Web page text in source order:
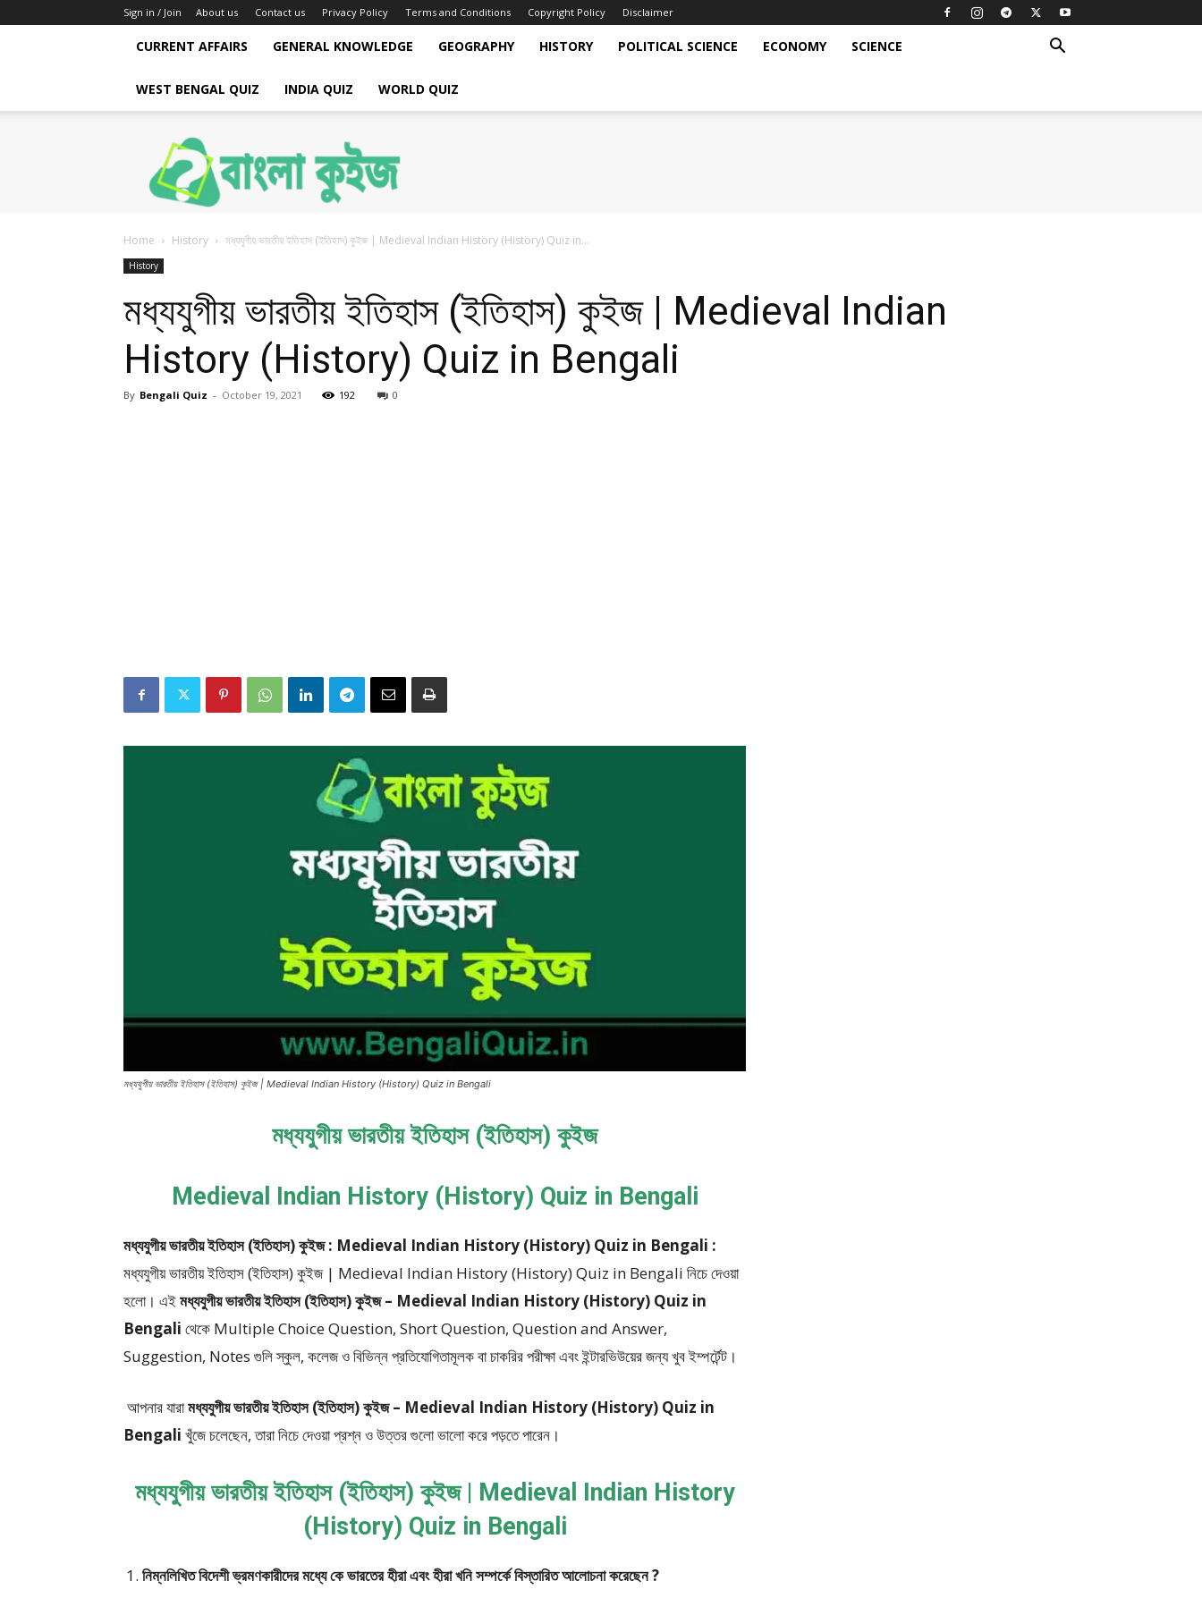
Sign in / Join About us Contact us Privacy Policy Terms and Conditions Copyright Policy Disclaimer
CURRENT AFFAIRS GENERAL KNOWLEDGE GEOGRAPHY HISTORY POLITICAL SCIENCE ECONOMY SCIENCE
WEST BENGAL QUIZ INDIA QUIZ WORLD QUIZ
Bengali
Quiz
Home History মধ্যযুগীয় ভারতীয় ইতিহাস (ইতিহাস) কুইজ | Medieval Indian History (History) Quiz in...
History
মধ্যযুগীয় ভারতীয় ইতিহাস (ইতিহাস) কুইজ | Medieval Indian
History (History) Quiz in Bengali
By Bengali Quiz - October 19, 2021 192 0
মধ্যযুগীয় ভারতীয় ইতিহাস (ইতিহাস) কুইজ | Medieval Indian History (History) Quiz in Bengali
মধ্যযুগীয় ভারতীয় ইতিহাস (ইতিহাস) কুইজ
Medieval Indian History (History) Quiz in Bengali
মধ্যযুগীয় ভারতীয় ইতিহাস (ইতিহাস) কুইজ : Medieval Indian History (History) Quiz in Bengali :
মধ্যযুগীয় ভারতীয় ইতিহাস (ইতিহাস) কুইজ | Medieval Indian History (History) Quiz in Bengali নিচে দেওয়া
হলো। এইমধ্যযুগীয় ভারতীয় ইতিহাস (ইতিহাস) কুইজ – Medieval Indian History (History) Quiz in
Bengali থেকে Multiple Choice Question, Short Question, Question and Answer,
Suggestion, Notes গুলি স্কুল, কলেজ ও বিভিন্ন প্রতিযোগিতামূলক বা চাকরির পরীক্ষা এবং ইন্টারভিউয়ের জন্য খুব ইম্পর্টেন্ট।
আপনার যারামধ্যযুগীয় ভারতীয় ইতিহাস (ইতিহাস) কুইজ – Medieval Indian History (History) Quiz in
Bengali খুঁজে চলেছেন, তারা নিচে দেওয়া প্রশ্ন ও উত্তর গুলো ভালো করে পড়তে পারেন।
মধ্যযুগীয় ভারতীয় ইতিহাস (ইতিহাস) কুইজ | Medieval Indian History
(History) Quiz in Bengali
নিম্নলিখিত বিদেশী ভ্রমণকারীদের মধ্যে কে ভারতের হীরা এবং হীরা খনি সম্পর্কে বিস্তারিত আলোচনা করেছেন ?